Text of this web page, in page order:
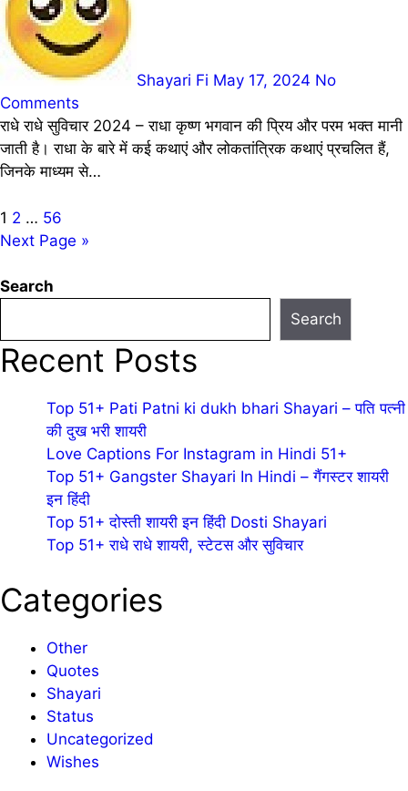
Shayari Fi May 17, 2024 No
Comments
राधे राधे सुविचार 2024 – राधा कृष्ण भगवान की प्रिय और परम भक्त मानी
जाती है। राधा के बारे में कई कथाएं और लोकतांत्रिक कथाएं प्रचलित हैं,
जिनके माध्यम से…
Posts
pagination
1 2 … 56
Next Page »
Search
Search
Recent Posts
Top 51+ Pati Patni ki dukh bhari Shayari – पति पत्नी
की दुख भरी शायरी
Love Captions For Instagram in Hindi 51+
Top 51+ Gangster Shayari In Hindi – गैंगस्टर शायरी
इन हिंदी
Top 51+ दोस्ती शायरी इन हिंदी Dosti Shayari
Top 51+ राधे राधे शायरी, स्टेटस और सुविचार
Categories
Other
Quotes
Shayari
Status
Uncategorized
Wishes